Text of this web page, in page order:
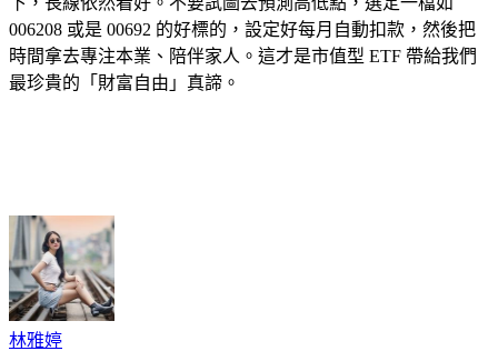
006208 或是 00692 的好標的，設定好每月自動扣款，然後把
時間拿去專注本業、陪伴家人。這才是市值型 ETF 帶給我們
最珍貴的「財富自由」真諦。
林雅婷